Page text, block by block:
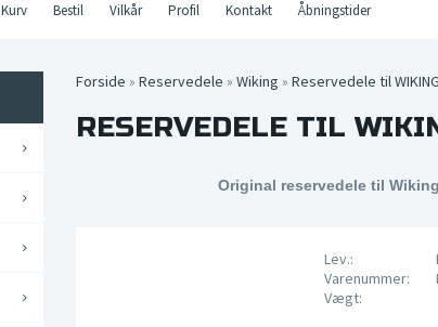
Kurv Bestil Vilkår Profil Kontakt Åbningstider
Forside » Reservedele » Wiking » Reservedele til
RESERVEDELE TIL
Original reservedele til
Lev.:
Varenummer:
Vægt: